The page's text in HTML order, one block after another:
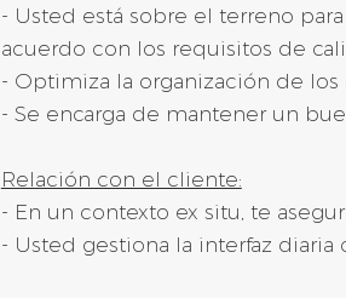
- Usted está sobre el terreno
acuerdo con los requisitos de
- Optimiza la organización de los
- Se encarga de mantener un
Relación con el cliente:
- En un contexto ex situ, te
- Usted gestiona la interfaz diaria